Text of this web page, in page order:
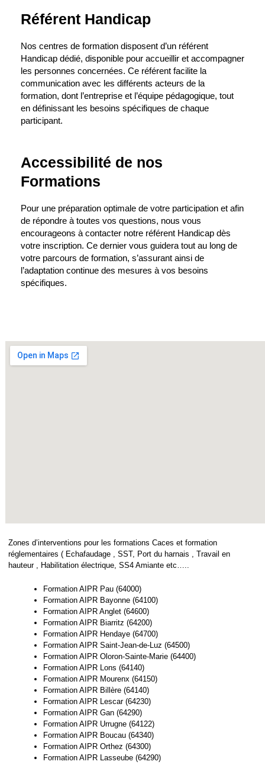
Référent Handicap
Nos centres de formation disposent d’un référent
Handicap dédié, disponible pour accueillir et accompagner
les personnes concernées. Ce référent facilite la
communication avec les différents acteurs de la
formation, dont l’entreprise et l’équipe pédagogique, tout
en définissant les besoins spécifiques de chaque
participant.
Accessibilité de nos
Formations
Pour une préparation optimale de votre participation et afin
de répondre à toutes vos questions, nous vous
encourageons à contacter notre référent Handicap dès
votre inscription. Ce dernier vous guidera tout au long de
votre parcours de formation, s’assurant ainsi de
l’adaptation continue des mesures à vos besoins
spécifiques.
Zones d’interventions pour les formations Caces et formation
réglementaires ( Echafaudage , SST, Port du harnais , Travail en
hauteur , Habilitation électrique, SS4 Amiante etc…..
Formation AIPR Pau (64000)
Formation AIPR Bayonne (64100)
Formation AIPR Anglet (64600)
Formation AIPR Biarritz (64200)
Formation AIPR Hendaye (64700)
Formation AIPR Saint-Jean-de-Luz (64500)
Formation AIPR Oloron-Sainte-Marie (64400)
Formation AIPR Lons (64140)
Formation AIPR Mourenx (64150)
Formation AIPR Billère (64140)
Formation AIPR Lescar (64230)
Formation AIPR Gan (64290)
Formation AIPR Urrugne (64122)
Formation AIPR Boucau (64340)
Formation AIPR Orthez (64300)
Formation AIPR Lasseube (64290)